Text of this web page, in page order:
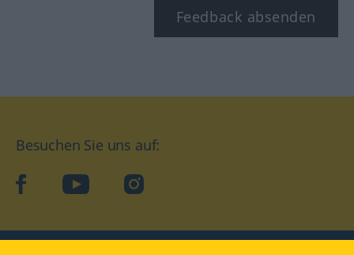
Feedback absenden
Besuchen Sie uns auf:
facebookYouTube Instagram